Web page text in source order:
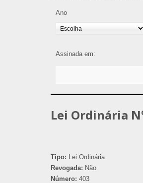
Ano
Assinada em:
Lei Ordinária
Tipo: Lei Ordinária
Revogada: Não
Número: 403